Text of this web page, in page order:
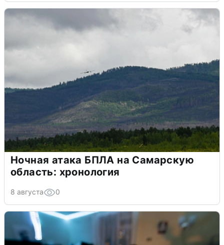
Ночная атака БПЛА на Самарскую
область: хронология
8 августа 0